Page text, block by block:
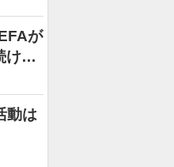
が
ける
動は